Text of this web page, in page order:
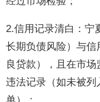
2.信用记录清白：宁
长期负债风险）与
良贷款），且在市
违法记录（如未被